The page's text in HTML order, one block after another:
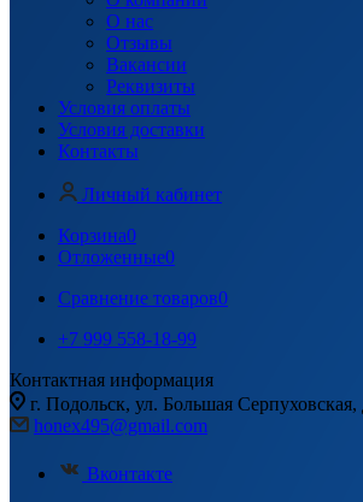
О нас
Отзывы
Вакансии
Реквизиты
Условия оплаты
Условия доставки
Контакты
Личный кабинет
Корзина0
Отложенные0
Сравнение товаров0
+7 999 558-18-99
Контактная информация
г. Подольск, ул. Большая Серпуховская,
honex495@gmail.com
Вконтакте